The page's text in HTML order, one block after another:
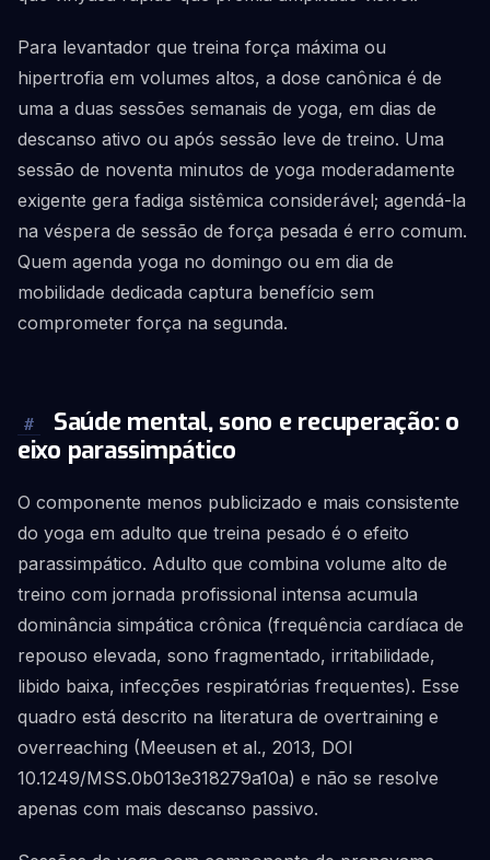
Para levantador que treina força máxima ou
hipertrofia em volumes altos, a dose canônica é de
uma a duas sessões semanais de yoga, em dias de
descanso ativo ou após sessão leve de treino. Uma
sessão de noventa minutos de yoga moderadamente
exigente gera fadiga sistêmica considerável; agendá-la
na véspera de sessão de força pesada é erro comum.
Quem agenda yoga no domingo ou em dia de
mobilidade dedicada captura benefício sem
comprometer força na segunda.
#
Saúde mental, sono e recuperação: o
eixo parassimpático
O componente menos publicizado e mais consistente
do yoga em adulto que treina pesado é o efeito
parassimpático. Adulto que combina volume alto de
treino com jornada profissional intensa acumula
dominância simpática crônica (frequência cardíaca de
repouso elevada, sono fragmentado, irritabilidade,
libido baixa, infecções respiratórias frequentes). Esse
quadro está descrito na literatura de overtraining e
overreaching (Meeusen et al., 2013, DOI
10.1249/MSS.0b013e318279a10a) e não se resolve
apenas com mais descanso passivo.